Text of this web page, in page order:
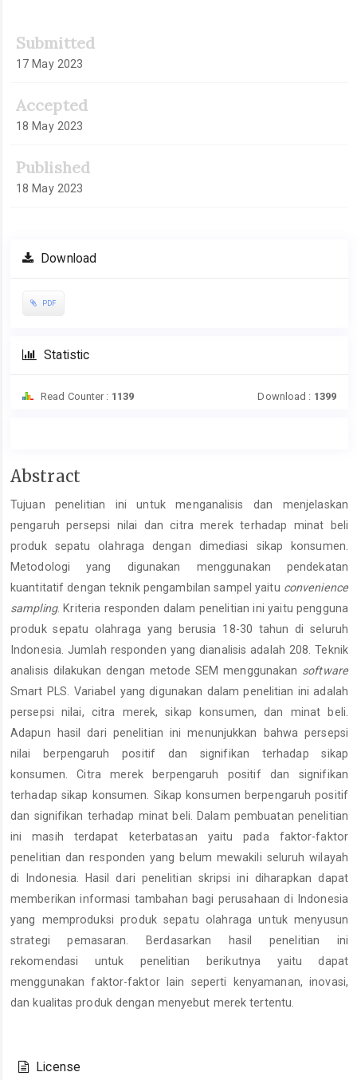
Submitted
17 May 2023
Accepted
18 May 2023
Published
18 May 2023
Download
PDF
Statistic
Read Counter : 1139 Download : 1399
Main
Content
Abstract
Tujuan penelitian ini untuk menganalisis dan menjelaskan
pengaruh persepsi nilai dan citra merek terhadap minat beli
produk sepatu olahraga dengan dimediasi sikap konsumen.
Metodologi yang digunakan menggunakan pendekatan
kuantitatif dengan teknik pengambilan sampel yaitu convenience
sampling. Kriteria responden dalam penelitian ini yaitu pengguna
produk sepatu olahraga yang berusia 18-30 tahun di seluruh
Indonesia. Jumlah responden yang dianalisis adalah 208. Teknik
analisis dilakukan dengan metode SEM menggunakan software
Smart PLS. Variabel yang digunakan dalam penelitian ini adalah
persepsi nilai, citra merek, sikap konsumen, dan minat beli.
Adapun hasil dari penelitian ini menunjukkan bahwa persepsi
nilai berpengaruh positif dan signifikan terhadap sikap
konsumen. Citra merek berpengaruh positif dan signifikan
terhadap sikap konsumen. Sikap konsumen berpengaruh positif
dan signifikan terhadap minat beli. Dalam pembuatan penelitian
ini masih terdapat keterbatasan yaitu pada faktor-faktor
penelitian dan responden yang belum mewakili seluruh wilayah
di Indonesia. Hasil dari penelitian skripsi ini diharapkan dapat
memberikan informasi tambahan bagi perusahaan di Indonesia
yang memproduksi produk sepatu olahraga untuk menyusun
strategi pemasaran. Berdasarkan hasil penelitian ini
rekomendasi untuk penelitian berikutnya yaitu dapat
menggunakan faktor-faktor lain seperti kenyamanan, inovasi,
dan kualitas produk dengan menyebut merek tertentu.
Details
License